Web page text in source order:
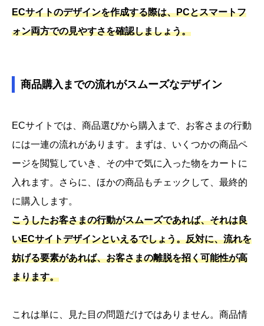
ECサイトのデザインを作成する際は、PCとスマートフ
ォン両方での見やすさを確認しましょう。
商品購入までの流れがスムーズなデザイン
ECサイトでは、商品選びから購入まで、お客さまの行動
には一連の流れがあります。まずは、いくつかの商品ペ
ージを閲覧していき、その中で気に入った物をカートに
入れます。さらに、ほかの商品もチェックして、最終的
に購入します。
こうしたお客さまの行動がスムーズであれば、それは良
いECサイトデザインといえるでしょう。反対に、流れを
妨げる要素があれば、お客さまの離脱を招く可能性が高
まります。
これは単に、見た目の問題だけではありません。商品情